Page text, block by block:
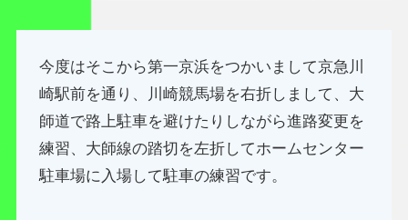
今度はそこから第一京浜をつかいまして京急川
崎駅前を通り、川崎競馬場を右折しまして、大
師道で路上駐車を避けたりしながら進路変更を
練習、大師線の踏切を左折してホームセンター
駐車場に入場して駐車の練習です。